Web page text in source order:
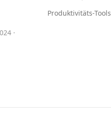
·
Produktivitäts-Tools